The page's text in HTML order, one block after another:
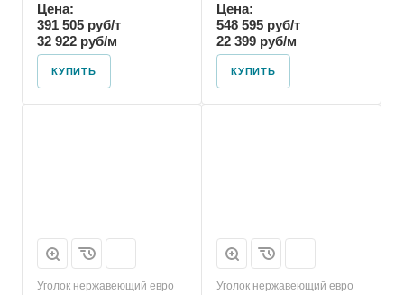
Цена:
391 505 руб/т
32 922 руб/м
КУПИТЬ
Цена:
548 595 руб/т
22 399 руб/м
КУПИТЬ
Уголок нержавеющий евро Уголок нержавеющий евро